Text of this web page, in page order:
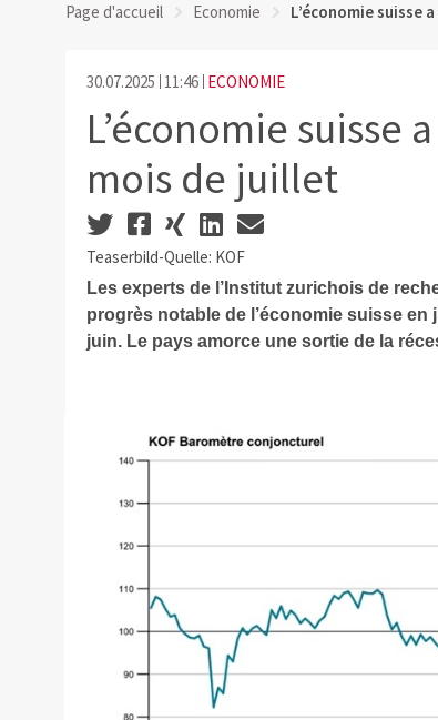
Page d'accueil Economie L’économie suisse
30.07.2025 11:46 ECONOMIE
L’économie suisse
mois de juillet
Teaserbild-Quelle: KOF
Les experts de l’Institut zurichois de
progrès notable de l’économie suisse
juin. Le pays amorce une sortie de la